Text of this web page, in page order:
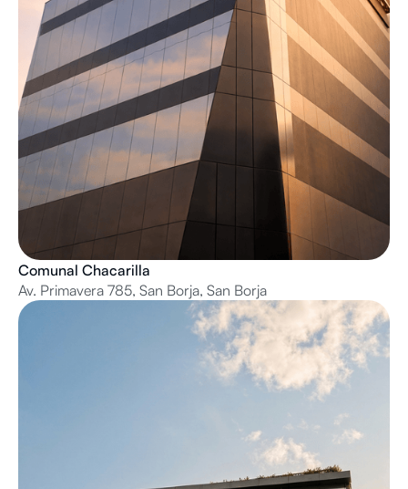
Comunal Chacarilla
Av. Primavera 785, San Borja, San Borja